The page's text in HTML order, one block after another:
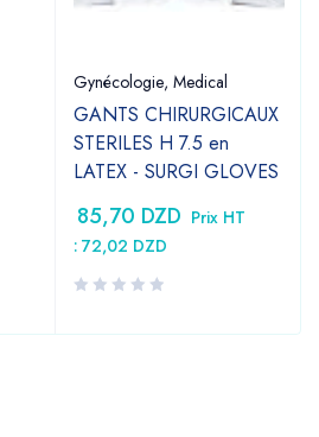
Gynécologie, Medical
GANTS CHIRURGICAUX
STERILES H 7.5 en
LATEX - SURGI GLOVES
85,70 DZD Prix HT
: 72,02 DZD